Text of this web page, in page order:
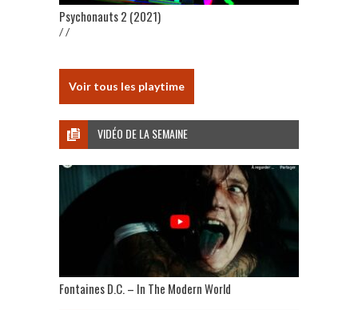
Psychonauts 2 (2021)
/ /
Voir tous les playtime
VIDÉO DE LA SEMAINE
Fontaines D.C. – In The Modern World